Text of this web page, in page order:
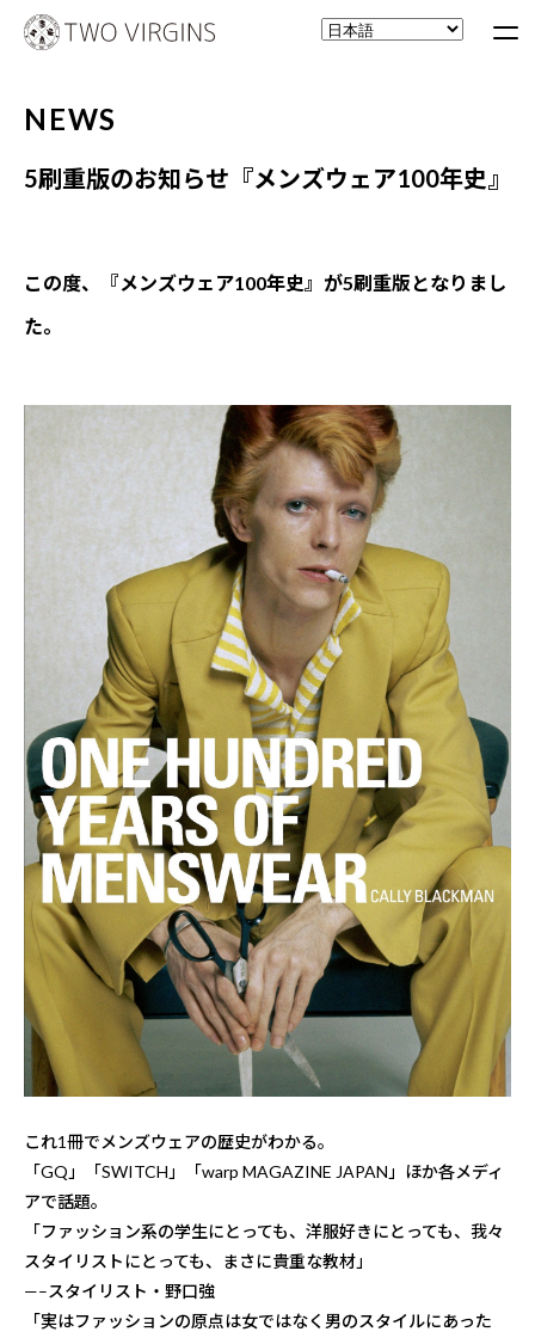
NEWS
5刷重版のお知らせ『メンズウェア100年史』
この度、『メンズウェア100年史』 が5刷重版となりまし
た。
これ1冊でメンズウェアの歴史がわかる。
「GQ」「SWITCH」「warp MAGAZINE JAPAN」ほか各メディ
アで話題。
「ファッション系の学生にとっても、洋服好きにとっても、我々
スタイリストにとっても、まさに貴重な教材」
—–スタイリスト・野口強
「実はファッションの原点は女ではなく男のスタイルにあった